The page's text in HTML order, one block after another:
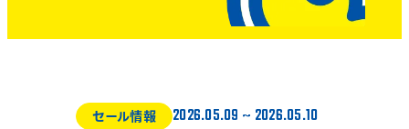
セール情報 2026.05.09 ~ 2026.05.10